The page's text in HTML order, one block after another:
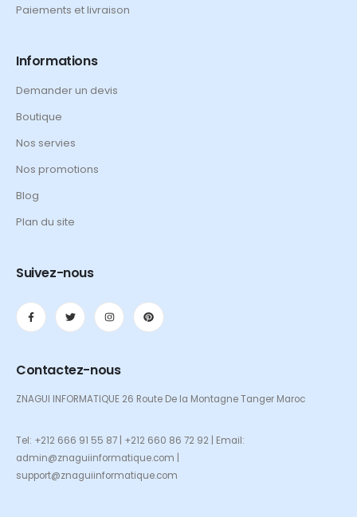
Paiements et livraison
Informations
Demander un devis
Boutique
Nos servies
Nos promotions
Blog
Plan du site
Suivez-nous
Contactez-nous
ZNAGUI INFORMATIQUE 26 Route De la Montagne Tanger Maroc
Tel: +212 666 91 55 87 | +212 660 86 72 92 | Email:
admin@znaguiinformatique.com |
support@znaguiinformatique.com